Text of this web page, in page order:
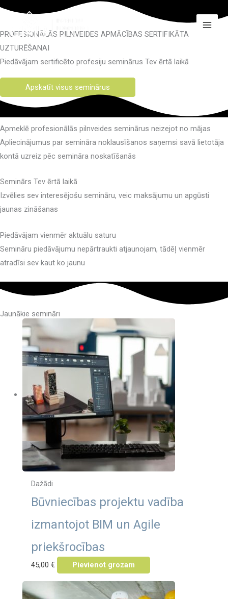
Skip
content
PROFESIONĀLĀS PILNVEIDES APMĀCĪBAS SERTIFIKĀTA
UZTURĒŠANAI
Piedāvājam sertificēto profesiju seminārus Tev ērtā laikā
Apskatīt visus seminārus
Apmeklē profesionālās pilnveides seminārus neizejot no mājas
Apliecinājumus par semināra noklausīšanos saņemsi savā lietotāja
kontā uzreiz pēc semināra noskatīšanās
Seminārs Tev ērtā laikā
Izvēlies sev interesējošu semināru, veic maksājumu un apgūsti
jaunas zināšanas
Piedāvājam vienmēr aktuālu saturu
Semināru piedāvājumu nepārtraukti atjaunojam, tādēļ vienmēr
atradīsi sev kaut ko jaunu
Jaunākie semināri
Dažādi
Būvniecības projektu vadība
izmantojot BIM un Agile
priekšrocības
45,00€ Pievienot grozam